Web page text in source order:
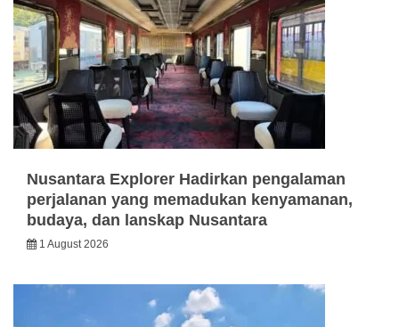
Nusantara Explorer Hadirkan pengalaman
perjalanan yang memadukan kenyamanan,
budaya, dan lanskap Nusantara
1 August 2026